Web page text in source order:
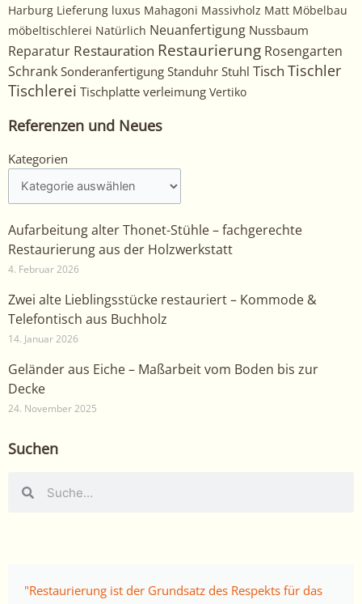
Harburg Lieferung luxus Mahagoni Massivholz Matt Möbelbau
möbeltischlerei Natürlich Neuanfertigung Nussbaum
Reparatur Restauration Restaurierung Rosengarten
Schrank Sonderanfertigung Standuhr Stuhl Tisch Tischler
Tischlerei Tischplatte verleimung Vertiko
Referenzen und Neues
Kategorien
Kategorien
Aufarbeitung alter Thonet-Stühle – fachgerechte
Restaurierung aus der Holzwerkstatt
4. Februar 2026
Zwei alte Lieblingsstücke restauriert – Kommode &
Telefontisch aus Buchholz
14. Januar 2026
Geländer aus Eiche – Maßarbeit vom Boden bis zur
Decke
24. November 2025
Suchen
"Restaurierung ist der Grundsatz des Respekts für das